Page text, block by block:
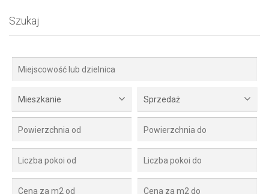
Szukaj
Mieszkanie Sprzedaż